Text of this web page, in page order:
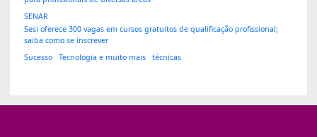
SENAR
Sesi oferece 300 vagas em cursos gratuitos de qualificação profissional;
saiba como se inscrever
Sucesso
Tecnologia e muito mais técnicas